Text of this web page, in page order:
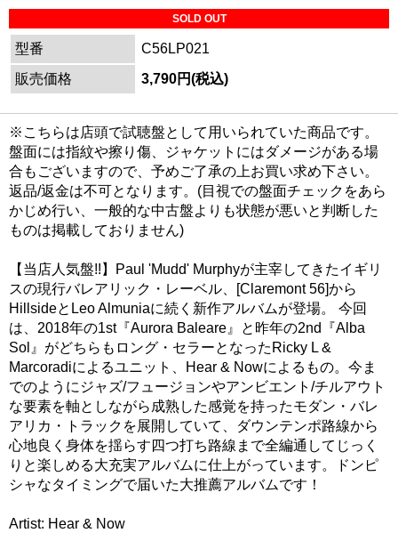
SOLD OUT
型番
C56LP021
販売価格
3,790円(税込)
※こちらは店頭で試聴盤として用いられていた商品です。
盤面には指紋や擦り傷、ジャケットにはダメージがある場
合もございますので、予めご了承の上お買い求め下さい。
返品/返金は不可となります。(目視での盤面チェックをあら
かじめ行い、一般的な中古盤よりも状態が悪いと判断した
ものは掲載しておりません)
【当店人気盤!!】Paul 'Mudd' Murphyが主宰してきたイギリ
スの現行バレアリック・レーベル、[Claremont 56]から
HillsideとLeo Almuniaに続く新作アルバムが登場。 今回
は、2018年の1st『Aurora Baleare』と昨年の2nd『Alba
Sol』がどちらもロング・セラーとなったRicky L &
Marcoradiによるユニット、Hear & Nowによるもの。今ま
でのようにジャズ/フュージョンやアンビエント/チルアウト
な要素を軸としながら成熟した感覚を持ったモダン・バレ
アリカ・トラックを展開していて、ダウンテンポ路線から
心地良く身体を揺らす四つ打ち路線まで全編通してじっく
りと楽しめる大充実アルバムに仕上がっています。ドンピ
シャなタイミングで届いた大推薦アルバムです！
Artist: Hear & Now